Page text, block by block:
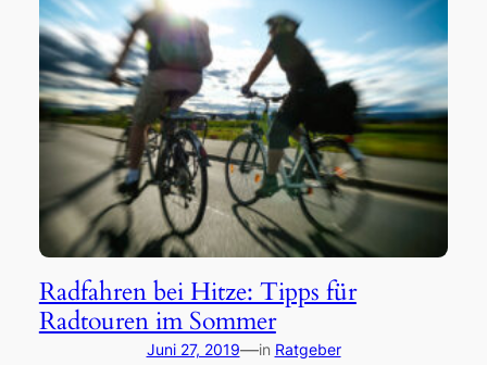
Radfahren bei Hitze: Tipps für
Radtouren im Sommer
Juni 27, 2019—in Ratgeber